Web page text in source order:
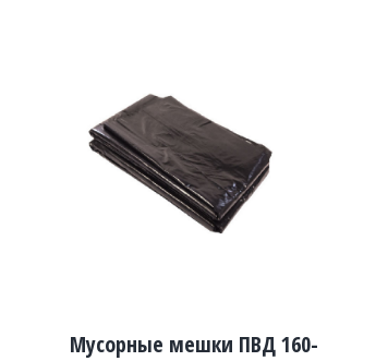
Мусорные мешки ПВД 160-